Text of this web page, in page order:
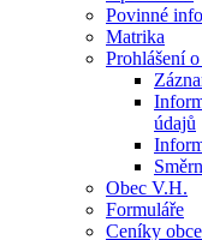
Povinné
Matrika
Prohlášení
údajů
Obec V.H.
Formuláře
Ceníky